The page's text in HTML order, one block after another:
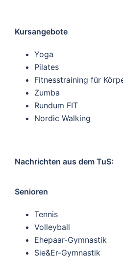
Kursangebote
Yoga
Pilates
Fitnesstraining für
Zumba
Rundum FIT
Nordic Walking
Nachrichten aus dem TuS:
Senioren
Tennis
Volleyball
Ehepaar-Gymnastik
Sie&Er-Gymnastik